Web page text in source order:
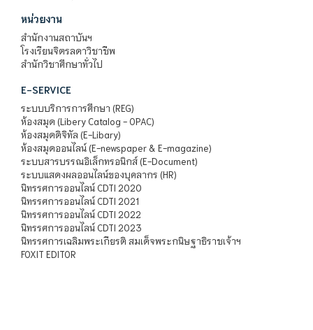
หน่วยงาน
สำนักงานสถาบันฯ
โรงเรียนจิตรลดาวิชาชีพ
สำนักวิชาศึกษาทั่วไป
E-SERVICE
ระบบบริการการศึกษา (REG)
ห้องสมุด (Libery Catalog - OPAC)
ห้องสมุดดิจิทัล (E-Libary)
ห้องสมุดออนไลน์ (E-newspaper & E-magazine)
ระบบสารบรรณอิเล็กทรอนิกส์ (E-Document)
ระบบแสดงผลออนไลน์ของบุคลากร (HR)
นิทรรศการออนไลน์ CDTI 2020
นิทรรศการออนไลน์ CDTI 2021
นิทรรศการออนไลน์ CDTI 2022
นิทรรศการออนไลน์ CDTI 2023
นิทรรศการเฉลิมพระเกียรติ สมเด็จพระกนิษฐาธิราชเจ้าฯ
FOXIT EDITOR